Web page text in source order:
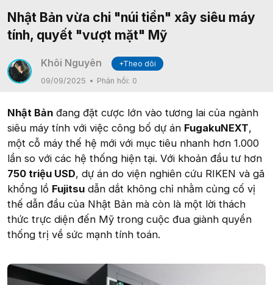
Nhật Bản vừa chi "núi tiền" xây siêu máy
tính, quyết "vượt mặt" Mỹ
Khôi Nguyên
+Theo dõi
09/09/2025
Phản hồi: 0
Nhật Bản đang đặt cược lớn vào tương lai của ngành
siêu máy tính với việc công bố dự án FugakuNEXT,
một cỗ máy thế hệ mới với mục tiêu nhanh hơn 1.000
lần so với các hệ thống hiện tại. Với khoản đầu tư hơn
750 triệu USD, dự án do viện nghiên cứu RIKEN và gã
khổng lồ Fujitsu dẫn dắt không chỉ nhằm củng cố vị
thế dẫn đầu của Nhật Bản mà còn là một lời thách
thức trực diện đến Mỹ trong cuộc đua giành quyền
thống trị về sức mạnh tính toán.